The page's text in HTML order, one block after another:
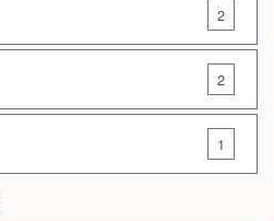
2
2
1